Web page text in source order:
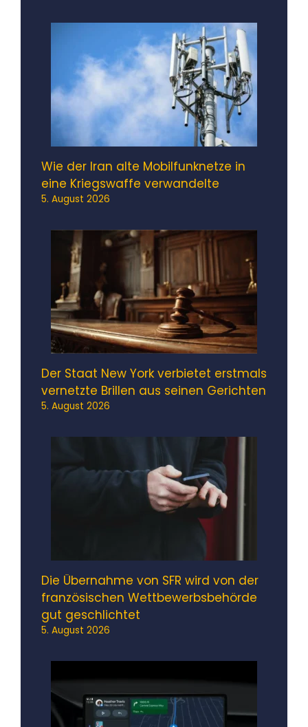
Wie der Iran alte Mobilfunknetze in
eine Kriegswaffe verwandelte
5. August 2026
Der Staat New York verbietet erstmals
vernetzte Brillen aus seinen Gerichten
5. August 2026
Die Übernahme von SFR wird von der
französischen Wettbewerbsbehörde
gut geschlichtet
5. August 2026